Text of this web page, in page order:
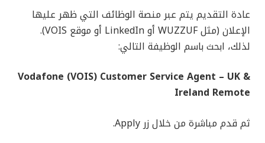
عادة التقديم يتم عبر منصة الوظائف التي ظهر عليها
الإعلان (مثل WUZZUF أو LinkedIn أو موقع VOIS).
لذلك، ابحث باسم الوظيفة التالي:
Vodafone (VOIS) Customer Service Agent – UK &
Ireland Remote
ثم قدم مباشرة من خلال زر Apply.